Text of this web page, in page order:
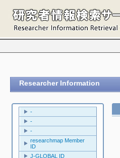
Researcher Information
-
-
-
researchmap Member
ID
J-GLOBAL ID